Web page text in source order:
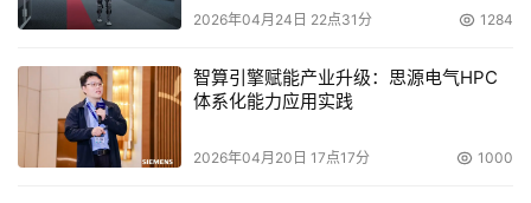
2026年04月24日 22点31分 1284
智算引擎赋能产业升级：思源电气HPC
体系化能力应用实践
2026年04月20日 17点17分 1000